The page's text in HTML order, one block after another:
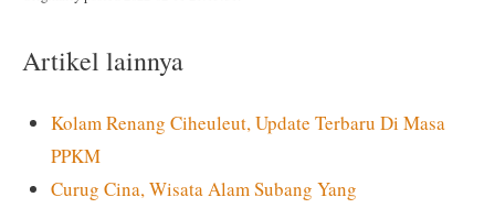
Artikel lainnya
Kolam Renang Ciheuleut, Update Terbaru Di Masa
PPKM
Curug Cina, Wisata Alam Subang Yang